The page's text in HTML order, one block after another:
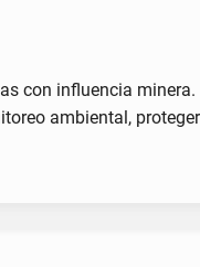
con influencia
ambiental,